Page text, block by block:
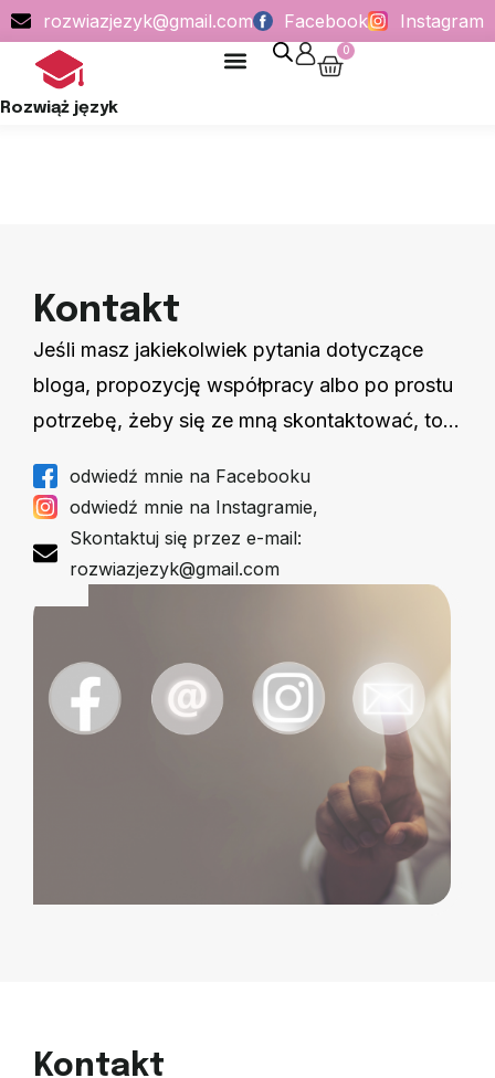
rozwiazjezyk@gmail.com Facebook Instagram
Rozwiąż język
0
Kontakt
Jeśli masz jakiekolwiek pytania dotyczące
bloga, propozycję współpracy albo po prostu
potrzebę, żeby się ze mną skontaktować, to…
odwiedź mnie na Facebooku
odwiedź mnie na Instagramie,
Skontaktuj się przez e-mail:
rozwiazjezyk@gmail.com
Kontakt